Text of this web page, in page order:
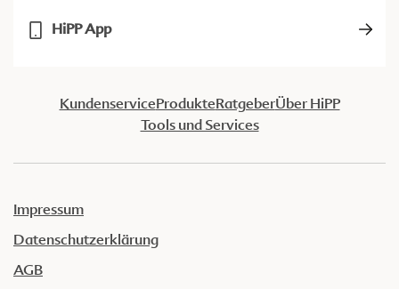
HiPP App
KundenserviceProdukteRatgeberÜber HiPP
Tools und Services
Impressum
Datenschutzerklärung
AGB